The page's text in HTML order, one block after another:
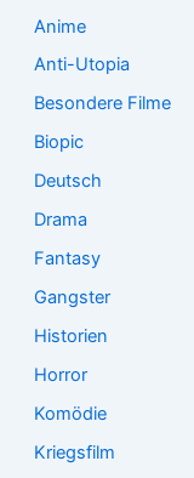
Anime
Anti-Utopia
Besondere Filme
Biopic
Deutsch
Drama
Fantasy
Gangster
Historien
Horror
Komödie
Kriegsfilm